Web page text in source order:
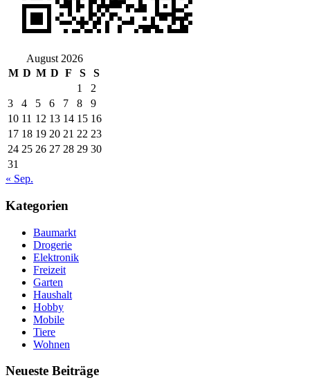
August 2026
M D M D F S
S
1
2
3
4 5 6 7 8
9
10 11 12 13 14 15 16
17 18 19 20 21 22 23
24 25 26 27 28 29 30
31
« Sep.
Kategorien
Baumarkt
Drogerie
Elektronik
Freizeit
Garten
Haushalt
Hobby
Mobile
Tiere
Wohnen
Neueste Beiträge